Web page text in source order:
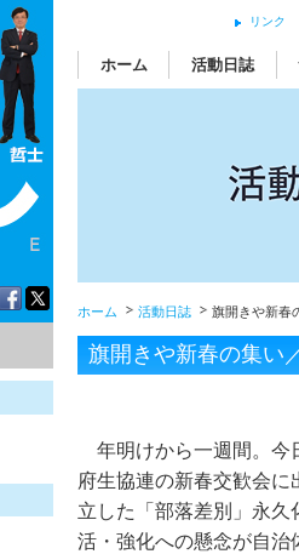
リンク
ホーム 活動日誌
ホーム 活動日誌 旗開きや新春
旗開きや新春の集い
年明けから一週間。今
府生協連の新春交歓会
立した「部落差別」永
活・強化への懸念が自治